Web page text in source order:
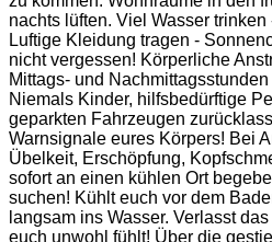
nachts lüften. Viel Wasser
Luftige Kleidung tragen -
nicht vergessen! Körperliche
Mittags- und
Niemals Kinder, hilfsbedürftige
geparkten Fahrzeugen
Warnsignale eures Körpers! Bei
Übelkeit, Erschöpfung,
sofort an einen kühlen Ort
suchen! Kühlt euch vor dem
langsam ins Wasser. Verlasst
euch unwohl fühlt! Über die